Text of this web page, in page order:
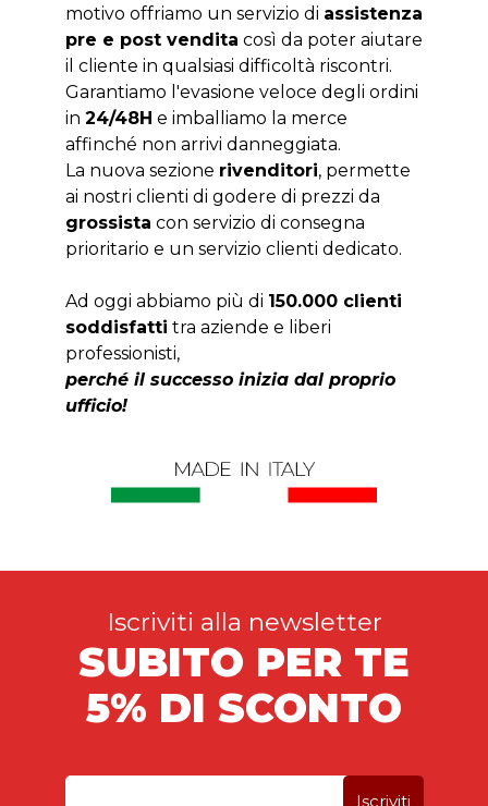
motivo offriamo un servizio di assistenza
pre e post vendita così da poter aiutare
il cliente in qualsiasi difficoltà riscontri.
Garantiamo l'evasione veloce degli ordini
in 24/48H e imballiamo la merce
affinché non arrivi danneggiata.
La nuova sezione rivenditori, permette
ai nostri clienti di godere di prezzi da
grossista con servizio di consegna
prioritario e un servizio clienti dedicato.
Ad oggi abbiamo più di 150.000 clienti
soddisfatti tra aziende e liberi
professionisti,
perché il successo inizia dal proprio
ufficio!
Iscriviti alla newsletter
SUBITO PER TE
5% DI SCONTO